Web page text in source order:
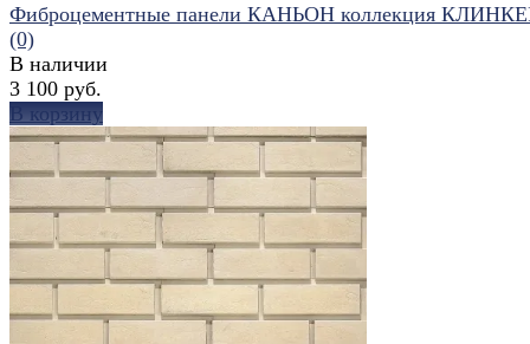
избранное сравнить
Фиброцементные панели КАНЬОН коллекция
(0)
В наличии
3 100 руб.
В корзину